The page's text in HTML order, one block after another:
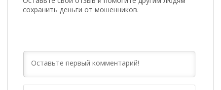
сохранить деньги от мошенников.